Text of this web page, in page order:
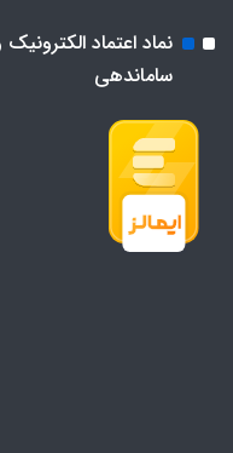
نماد اعتماد الکترونیک
ساماندهی